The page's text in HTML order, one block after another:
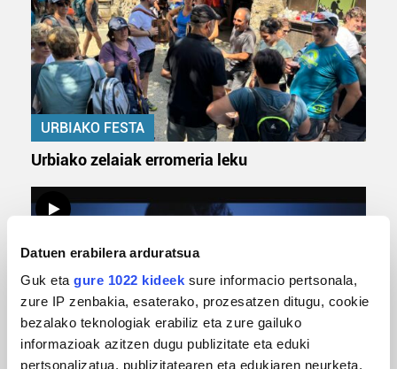
Datuen erabilera arduratsua
Guk eta gure 1022 kideek sure informacio pertsonala,
zure IP zenbakia, esaterako, prozesatzen ditugu, cookie
bezalako teknologiak erabiliz eta zure gailuko
informazioak azitzen dugu publizitate eta eduki
pertsonalizatua, publizitatearen eta edukiaren neurketa,
URBIAKO FESTA
Urbiako zelaiak erromeria leku